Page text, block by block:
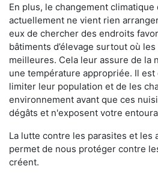
En plus, le changement climatique
actuellement ne vient rien
eux de chercher des endroits
bâtiments d’élevage surtout où
meilleures. Cela leur assure de la
une température appropriée. Il
limiter leur population et de les
environnement avant que ces
dégâts et n'exposent votre
La lutte contre les parasites et les
permet de nous protéger contre
créent.